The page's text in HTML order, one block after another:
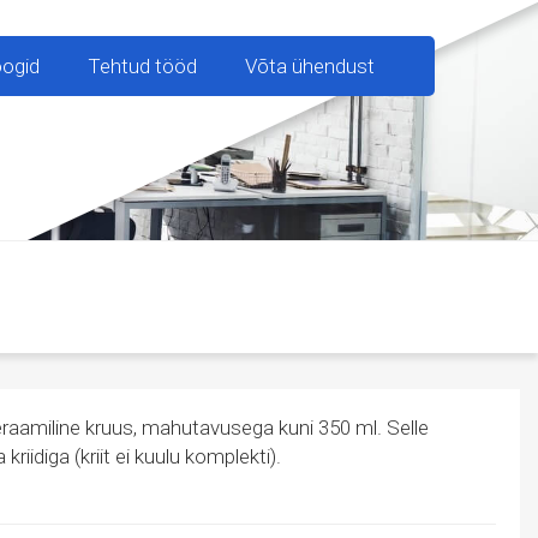
Tehtud tööd Võta ühendust
kruus, mahutavusega kuni 350 ml. Selle
(kriit ei kuulu komplekti).